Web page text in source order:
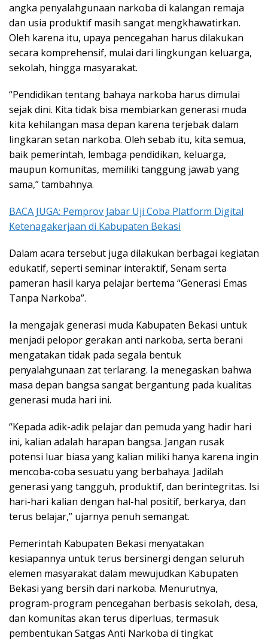
angka penyalahgunaan narkoba di kalangan remaja
dan usia produktif masih sangat mengkhawatirkan.
Oleh karena itu, upaya pencegahan harus dilakukan
secara komprehensif, mulai dari lingkungan keluarga,
sekolah, hingga masyarakat.
“Pendidikan tentang bahaya narkoba harus dimulai
sejak dini. Kita tidak bisa membiarkan generasi muda
kita kehilangan masa depan karena terjebak dalam
lingkaran setan narkoba. Oleh sebab itu, kita semua,
baik pemerintah, lembaga pendidikan, keluarga,
maupun komunitas, memiliki tanggung jawab yang
sama,” tambahnya.
BACA JUGA: Pemprov Jabar Uji Coba Platform Digital
Ketenagakerjaan di Kabupaten Bekasi
Dalam acara tersebut juga dilakukan berbagai kegiatan
edukatif, seperti seminar interaktif, Senam serta
pameran hasil karya pelajar bertema “Generasi Emas
Tanpa Narkoba”.
Ia mengajak generasi muda Kabupaten Bekasi untuk
menjadi pelopor gerakan anti narkoba, serta berani
mengatakan tidak pada segala bentuk
penyalahgunaan zat terlarang. Ia menegaskan bahwa
masa depan bangsa sangat bergantung pada kualitas
generasi muda hari ini.
“Kepada adik-adik pelajar dan pemuda yang hadir hari
ini, kalian adalah harapan bangsa. Jangan rusak
potensi luar biasa yang kalian miliki hanya karena ingin
mencoba-coba sesuatu yang berbahaya. Jadilah
generasi yang tangguh, produktif, dan berintegritas. Isi
hari-hari kalian dengan hal-hal positif, berkarya, dan
terus belajar,” ujarnya penuh semangat.
Pemerintah Kabupaten Bekasi menyatakan
kesiapannya untuk terus bersinergi dengan seluruh
elemen masyarakat dalam mewujudkan Kabupaten
Bekasi yang bersih dari narkoba. Menurutnya,
program-program pencegahan berbasis sekolah, desa,
dan komunitas akan terus diperluas, termasuk
pembentukan Satgas Anti Narkoba di tingkat